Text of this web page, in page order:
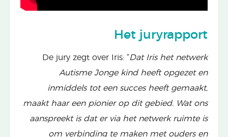
Het juryrapport
De jury zegt over Iris: “Dat Iris het netwerk
Autisme Jonge kind heeft opgezet en
inmiddels tot een succes heeft gemaakt,
maakt haar een pionier op dit gebied. Wat ons
aanspreekt is dat er via het netwerk ruimte is
om verbinding te maken met ouders en